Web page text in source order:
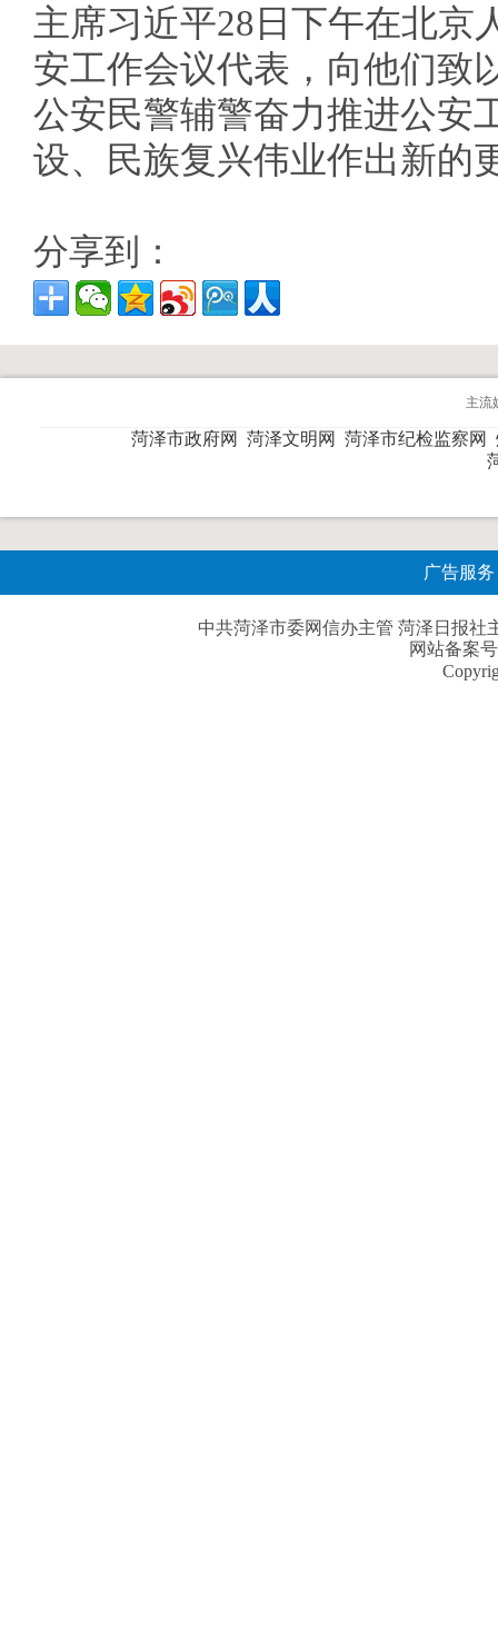
主席习近平28日下午在北京
安工作会议代表，向他们致
公安民警辅警奋力推进公安
设、民族复兴伟业作出新的
分享到：
主流
菏泽市政府网 菏泽文明网 菏泽市纪检监察网
广告服务
中共菏泽市委网信办主管 菏泽日报社
网站备案